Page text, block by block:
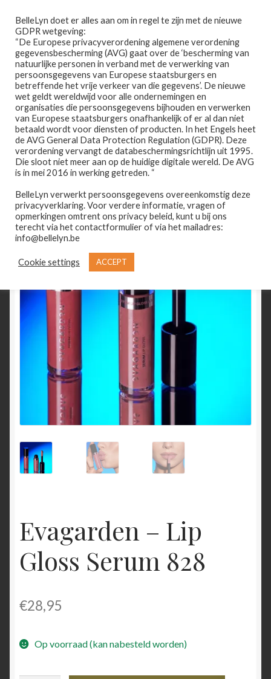
door
naar
navigatie
naar
de
inhoud
Menu
Home
Afspraak maken
Prijslijst
Winkel
Contact
Wie is Belle-Lyn ?
Home Evagarden - Make-Up
EVAGARDEN – LIP
GLOSS SERUM 828
🔍
Evagarden – Lip
Gloss Serum 828
€28,95
Op voorraad (kan nabesteld worden)
BelleLyn doet er alles aan om in regel te zijn met de nieuwe
GDPR wetgeving:
“De Europese privacyverordening algemene verordening
gegevensbescherming (AVG) gaat over de ‘bescherming van
natuurlijke personen in verband met de verwerking van
persoonsgegevens van Europese staatsburgers en
betreffende het vrije verkeer van die gegevens’. De nieuwe
wet geldt wereldwijd voor alle ondernemingen en
organisaties die persoonsgegevens bijhouden en verwerken
van Europese staatsburgers onafhankelijk of er al dan niet
betaald wordt voor diensten of producten. In het Engels heet
de AVG General Data Protection Regulation (GDPR). Deze
verordening vervangt de databeschermingsrichtlijn uit 1995.
Die sloot niet meer aan op de huidige digitale wereld. De AVG
is in mei 2016 in werking getreden. “
BelleLyn verwerkt persoonsgegevens overeenkomstig deze
privacyverklaring. Voor verdere informatie, vragen of
opmerkingen omtrent ons privacy beleid, kunt u bij ons
terecht via het contactformulier of via het mailadres:
info@bellelyn.be
Cookie settings ACCEPT